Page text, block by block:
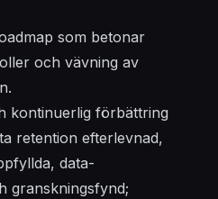
som betonar
och vävning av
kontinuerlig förbättring
retention efterlevnad,
data-
granskningsfynd;